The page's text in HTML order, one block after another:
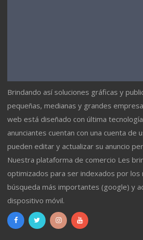
Brindando así soluciones gráficas y
pequeñas, medianas y grandes
web está diseñado con última
anunciantes cuentan con una cuenta de
pueden editar y actualizar su anuncio
Nuestra plataforma de comercio Les
optimizados para ser indexados por
búsqueda más importantes (google) y
dispositivo móvil.